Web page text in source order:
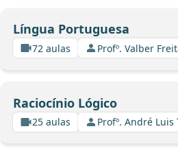
Língua Portuguesa
72 aulas Profº. Valber
Raciocínio Lógico
25 aulas Profº. André Luis